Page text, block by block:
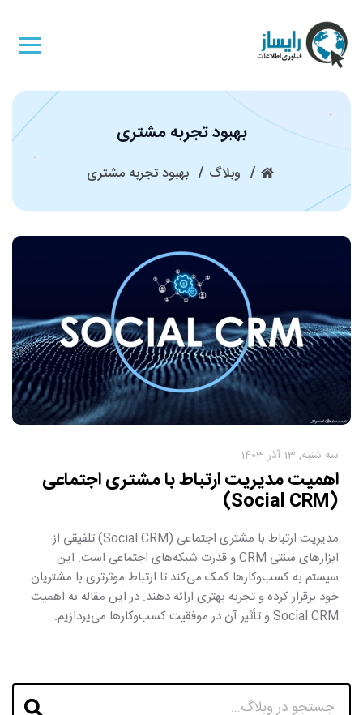
بهبود تجربه مشتری
وبلاگ بهبود تجربه مشتری
سه شنبه, 13 آذر 1403
اهمیت مدیریت ارتباط با مشتری اجتماعی
(Social CRM)
مدیریت ارتباط با مشتری اجتماعی (Social CRM) تلفیقی از
ابزارهای سنتی CRM و قدرت شبکه‌های اجتماعی است. این
سیستم به کسب‌وکارها کمک می‌کند تا ارتباط موثرتری با مشتریان
خود برقرار کرده و تجربه بهتری ارائه دهند. در این مقاله به اهمیت
Social CRM و تأثیر آن در موفقیت کسب‌وکارها می‌پردازیم.